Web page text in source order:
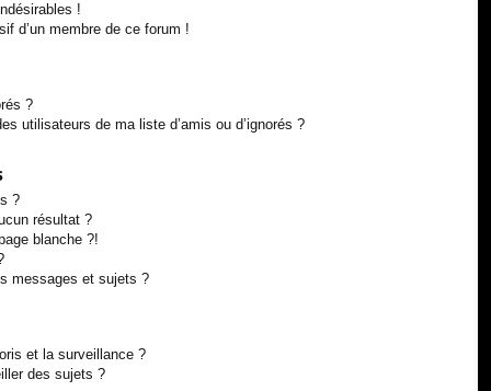
!
d’un membre de ce forum !
?
utilisateurs de ma liste d’amis ou d’ignorés ?
?
résultat ?
blanche ?!
messages et sujets ?
et la surveillance ?
des sujets ?